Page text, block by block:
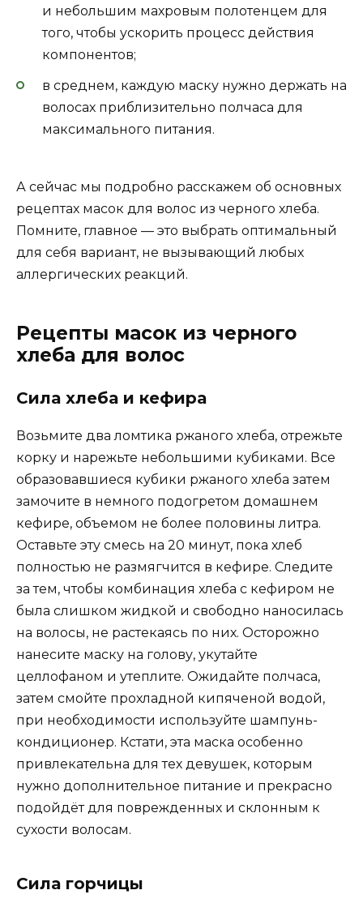
и небольшим махровым полотенцем для
того, чтобы ускорить процесс действия
компонентов;
в среднем, каждую маску нужно держать на
волосах приблизительно полчаса для
максимального питания.
А сейчас мы подробно расскажем об основных
рецептах масок для волос из черного хлеба.
Помните, главное — это выбрать оптимальный
для себя вариант, не вызывающий любых
аллергических реакций.
Рецепты масок из черного
хлеба для волос
Сила хлеба и кефира
Возьмите два ломтика ржаного хлеба, отрежьте
корку и нарежьте небольшими кубиками. Все
образовавшиеся кубики ржаного хлеба затем
замочите в немного подогретом домашнем
кефире, объемом не более половины литра.
Оставьте эту смесь на 20 минут, пока хлеб
полностью не размягчится в кефире. Следите
за тем, чтобы комбинация хлеба с кефиром не
была слишком жидкой и свободно наносилась
на волосы, не растекаясь по них. Осторожно
нанесите маску на голову, укутайте
целлофаном и утеплите. Ожидайте полчаса,
затем смойте прохладной кипяченой водой,
при необходимости используйте шампунь-
кондиционер. Кстати, эта маска особенно
привлекательна для тех девушек, которым
нужно дополнительное питание и прекрасно
подойдёт для поврежденных и склонным к
сухости волосам.
Сила горчицы